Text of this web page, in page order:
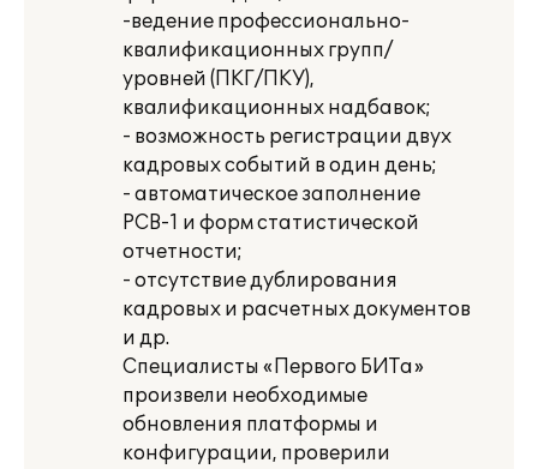
-ведение профессионально-
квалификационных групп/
уровней (ПКГ/ПКУ),
квалификационных надбавок;
- возможность регистрации двух
кадровых событий в один день;
- автоматическое заполнение
РСВ-1 и форм статистической
отчетности;
- отсутствие дублирования
кадровых и расчетных документов
и др.
Специалисты «Первого БИТа»
произвели необходимые
обновления платформы и
конфигурации, проверили